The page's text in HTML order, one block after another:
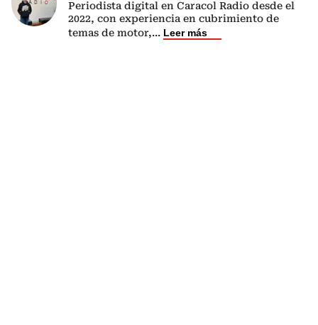
Periodista digital en Caracol Radio desde el
2022, con experiencia en cubrimiento de
temas de motor,... Leer más